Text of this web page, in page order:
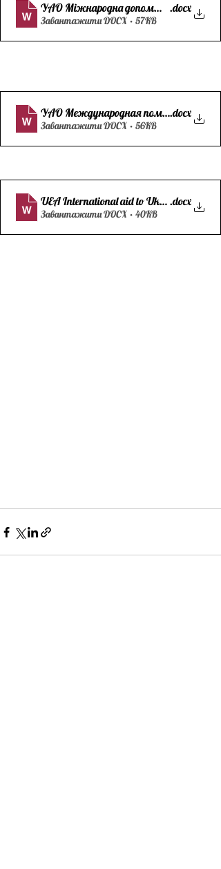
УАО Міжнародна допомога Україні під
.docx
Завантажити DOCX • 57KB
УАО Международная помощь Украине
.docx
Завантажити DOCX • 56KB
UEA International aid to Ukraine during
.docx
Завантажити DOCX • 40KB